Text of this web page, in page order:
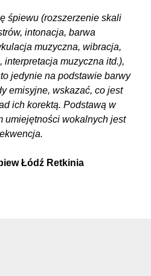
śpiewu (rozszerzenie skali
intonacja, barwa
muzyczna, wibracja,
muzyczna itd.),
jedynie na podstawie barwy
emisyjne, wskazać, co jest
ich korektą. Podstawą w
umiejętności wokalnych jest
Łódź Retkinia